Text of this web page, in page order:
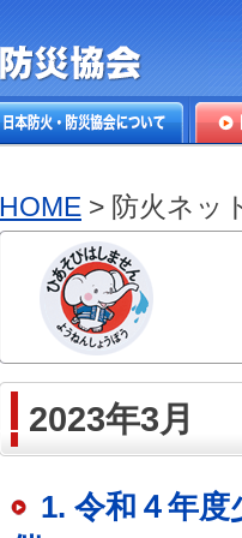
防火・防
HOME > 防火ネッ
2023年3月
1. 令和４年